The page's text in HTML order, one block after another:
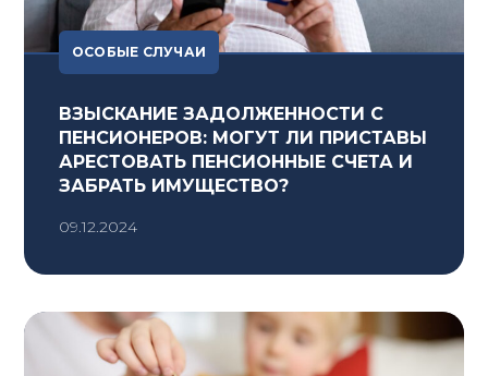
ОСОБЫЕ СЛУЧАИ
ВЗЫСКАНИЕ ЗАДОЛЖЕННОСТИ С
ПЕНСИОНЕРОВ: МОГУТ ЛИ ПРИСТАВЫ
АРЕСТОВАТЬ ПЕНСИОННЫЕ СЧЕТА И
ЗАБРАТЬ ИМУЩЕСТВО?
09.12.2024